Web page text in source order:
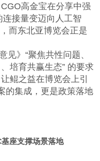
CGO高金宝在分享中强
连接量变迈向人工智
而东北亚博览会正是
见》“聚焦共性问题、
培育共赢生态” 的要求
鲲之益在博览会上引
集成，更是政策落地
座支撑场景落地